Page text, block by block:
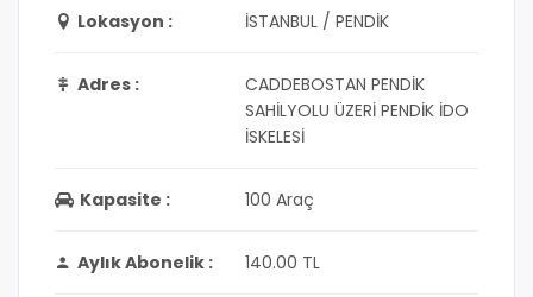
Lokasyon : İSTANBUL / PENDİK
Adres :
CADDEBOSTAN PENDİK
SAHİLYOLU ÜZERİ PENDİK İDO
İSKELESİ
Kapasite : 100 Araç
Aylık Abonelik : 140.00 TL